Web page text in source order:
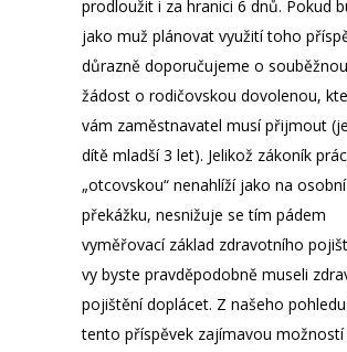
prodloužit i za hranici 6 dnů. Pokud
jako muž plánovat využití toho
důrazně doporučujeme o souběžnou
žádost o rodičovskou dovolenou,
vám zaměstnavatel musí přijmout
dítě mladší 3 let). Jelikož zákoník
„otcovskou“ nenahlíží jako na osobní
překážku, nesnižuje se tím pádem
vyměřovací základ zdravotního
vy byste pravděpodobně museli
pojištění doplácet. Z našeho
tento příspěvek zajímavou možností